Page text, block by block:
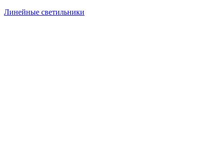
Линейные светильники